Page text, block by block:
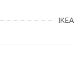
IKEA